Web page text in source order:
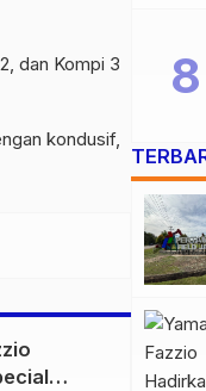
dan Kompi 3
kondusif,